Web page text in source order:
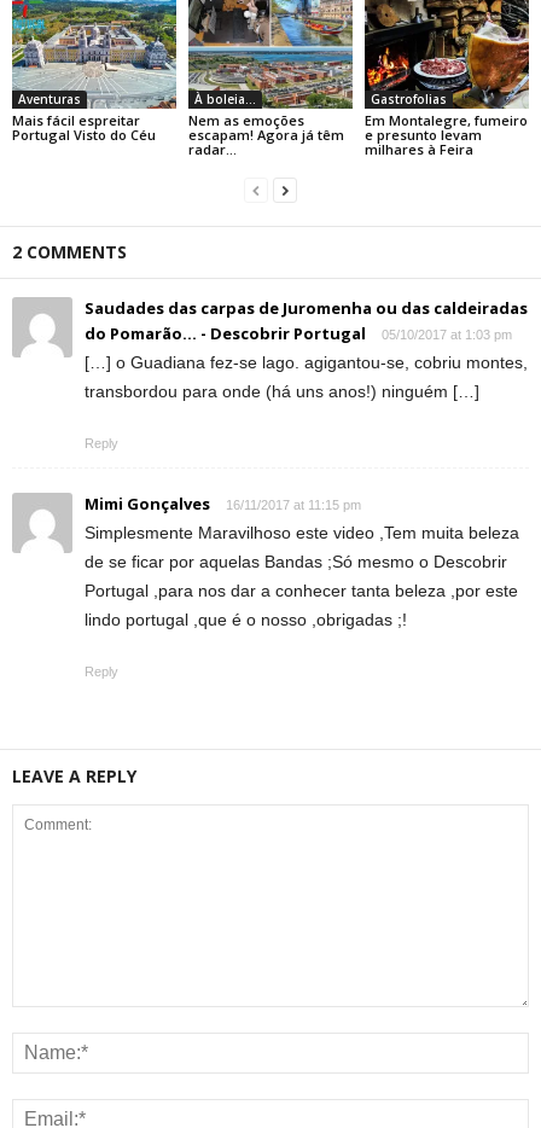
Aventuras
Mais fácil espreitar
Portugal Visto do Céu
À boleia...
Nem as emoções
escapam! Agora já têm
radar…
Gastrofolias
Em Montalegre, fumeiro
e presunto levam
milhares à Feira
2 COMMENTS
Saudades das carpas de Juromenha ou das caldeiradas
do Pomarão... - Descobrir Portugal
05/10/2017 at 1:03 pm
[…] o Guadiana fez-se lago. agigantou-se, cobriu montes,
transbordou para onde (há uns anos!) ninguém […]
Reply
Mimi Gonçalves 16/11/2017 at 11:15 pm
Simplesmente Maravilhoso este video ,Tem muita beleza
de se ficar por aquelas Bandas ;Só mesmo o Descobrir
Portugal ,para nos dar a conhecer tanta beleza ,por este
lindo portugal ,que é o nosso ,obrigadas ;!
Reply
LEAVE A REPLY